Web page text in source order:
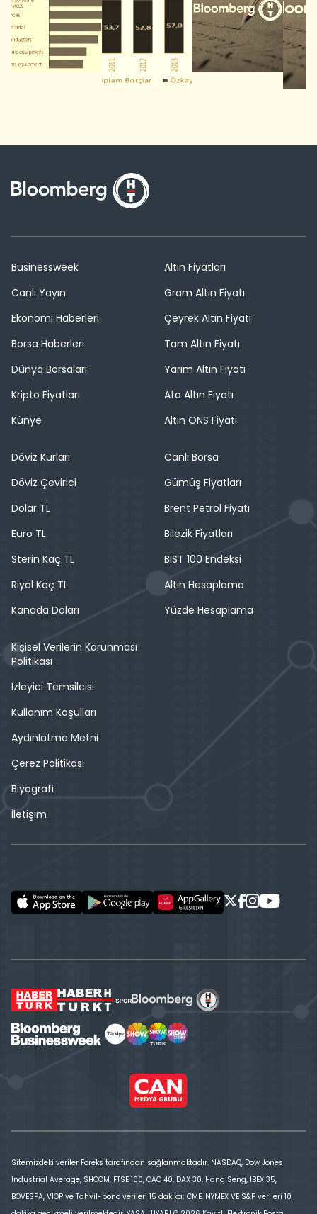
Businessweek
Canlı Yayın
Ekonomi Haberleri
Borsa Haberleri
Dünya Borsaları
Kripto Fiyatları
Künye
Altın Fiyatları
Gram Altın Fiyatı
Çeyrek Altın Fiyatı
Tam Altın Fiyatı
Yarım Altın Fiyatı
Ata Altın Fiyatı
Altın ONS Fiyatı
Döviz Kurları
Döviz Çevirici
Dolar TL
Euro TL
Sterin Kaç TL
Riyal Kaç TL
Kanada Doları
Canlı Borsa
Gümüş Fiyatları
Brent Petrol Fiyatı
Bilezik Fiyatları
BIST 100 Endeksi
Altın Hesaplama
Yüzde Hesaplama
Kişisel Verilerin Korunması
Politikası
İzleyici Temsilcisi
Kullanım Koşulları
Aydınlatma Metni
Çerez Politikası
Biyografi
İletişim
Sitemizdeki veriler Foreks tarafından sağlanmaktadır. NASDAQ, Dow Jones
Industrial Average, SHCOM, FTSE 100, CAC 40, DAX 30, Hang Seng, IBEX 35,
BOVESPA, VİOP ve Tahvil-bono verileri 15 dakika; CME, NYMEX VE S&P verileri 10